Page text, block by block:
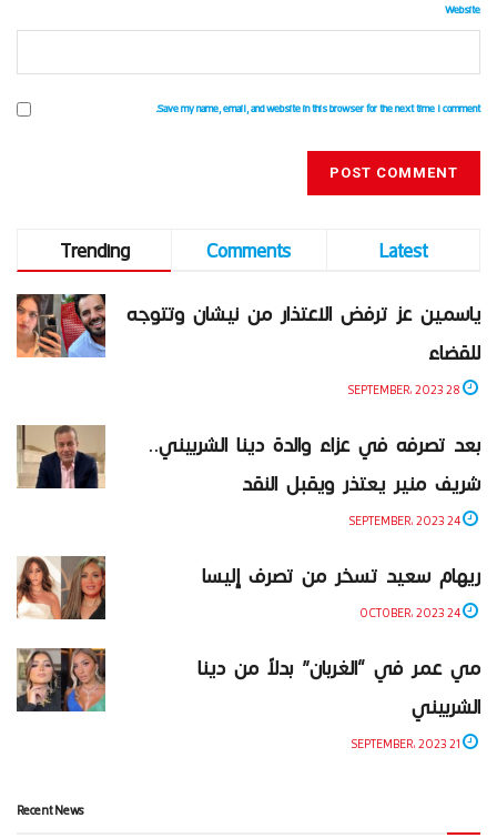
Website
Save my name, email, and website in this browser for the next time I comment.
Trending Comments
Latest
ياسمين عز ترفض الاعتذار من نيشان وتتوجه
للقضاء
بعد تصرفه في عزاء والدة دينا الشربيني..
شريف منير يعتذر ويقبل النقد
ريهام سعيد تسخر من تصرف إليسا
مي عمر في “الغربان” بدلاً من دينا
الشربيني
Recent News